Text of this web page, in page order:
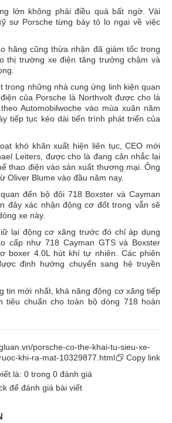
lớn không phải điều quá bất ngờ. Vài
sư Porsche từng bày tỏ lo ngại về việc
hãng cũng thừa nhận đã giảm tốc trong
thị trường xe điện tăng trưởng chậm và
trong những nhà cung ứng linh kiện quan
của Porsche là Northvolt được cho là
Automobilwoche vào mùa xuân năm
tiếp tục kéo dài tiến trình phát triển của
khó khăn xuất hiện liên tục, CEO mới
Leiters, được cho là đang cân nhắc lại
thao điện vào sản xuất thương mại. Ông
Oliver Blume vào đầu năm nay.
đến bộ đôi 718 Boxster và Cayman
đây xác nhận động cơ đốt trong vẫn sẽ
xe này.
lại động cơ xăng trước đó chỉ áp dụng
cấp như 718 Cayman GTS và Boxster
boxer 4.0L hút khí tự nhiên. Các phiên
định hướng chuyển sang hệ truyền
tin mới nhất, khả năng động cơ xăng tiếp
tiêu chuẩn cho toàn bộ dòng 718 hoàn
porsche-co-the-khai-tu-sieu-xe-
khi-ra-mat-10329877.html
Copy link
là: 0 trong 0 đánh giá
để đánh giá bài viết